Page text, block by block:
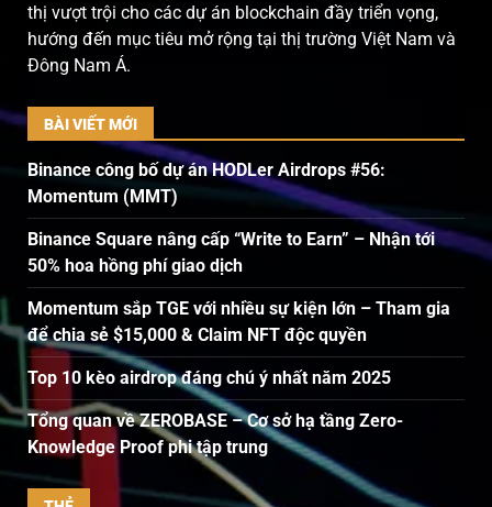
thị vượt trội cho các dự án blockchain đầy triển vọng,
hướng đến mục tiêu mở rộng tại thị trường Việt Nam và
Đông Nam Á.
BÀI VIẾT MỚI
Binance công bố dự án HODLer Airdrops #56:
Momentum (MMT)
Binance Square nâng cấp “Write to Earn” – Nhận tới
50% hoa hồng phí giao dịch
Momentum sắp TGE với nhiều sự kiện lớn – Tham gia
để chia sẻ $15,000 & Claim NFT độc quyền
Top 10 kèo airdrop đáng chú ý nhất năm 2025
Tổng quan về ZEROBASE – Cơ sở hạ tầng Zero-
Knowledge Proof phi tập trung